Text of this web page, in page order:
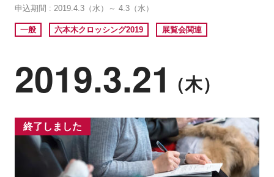
申込期間 : 2019.4.3（水）～ 4.3（水）
一般 六本木クロッシング2019 展覧会関連
2019.3.21 （木）
終了しました